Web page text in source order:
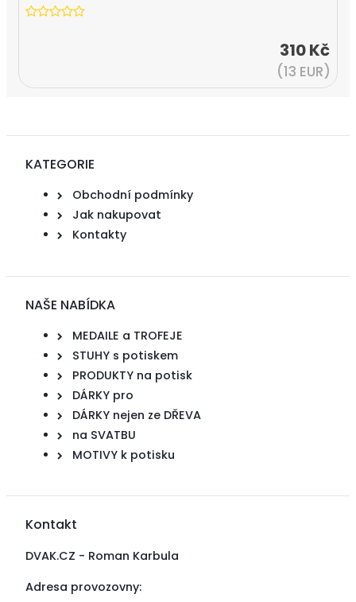
310 Kč
(13 EUR)
KATEGORIE
Obchodní podmínky
Jak nakupovat
Kontakty
NAŠE NABÍDKA
MEDAILE a TROFEJE
STUHY s potiskem
PRODUKTY na potisk
DÁRKY pro
DÁRKY nejen ze DŘEVA
na SVATBU
MOTIVY k potisku
Kontakt
DVAK.CZ - Roman Karbula
Adresa provozovny: